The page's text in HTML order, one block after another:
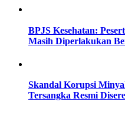
BPJS Kesehatan:
Masih Diperlakukan
Skandal Korupsi
Tersangka Resmi